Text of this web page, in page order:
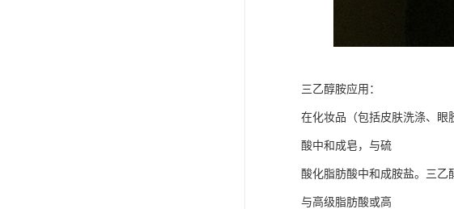
三乙醇胺应用：
在化妆品（包括皮肤洗涤、眼
酸中和成皂，与硫
酸化脂肪酸中和成胺盐。三乙
与高级脂肪酸或高